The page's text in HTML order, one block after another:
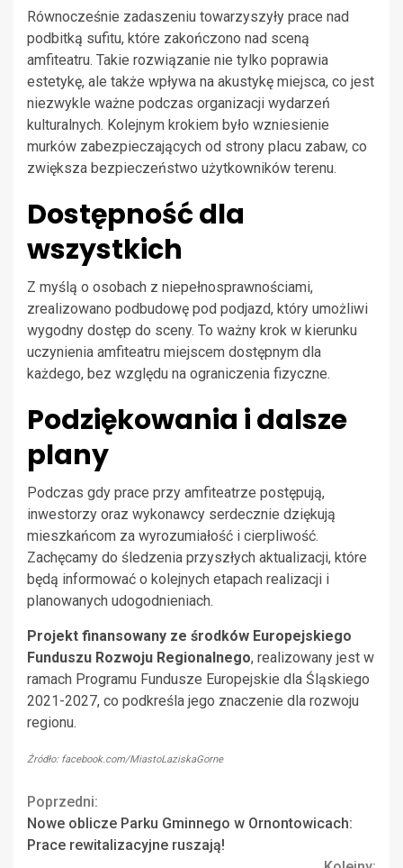
Równocześnie zadaszeniu towarzyszyły prace nad
podbitką sufitu, które zakończono nad sceną
amfiteatru. Takie rozwiązanie nie tylko poprawia
estetykę, ale także wpływa na akustykę miejsca, co jest
niezwykle ważne podczas organizacji wydarzeń
kulturalnych. Kolejnym krokiem było wzniesienie
murków zabezpieczających od strony placu zabaw, co
zwiększa bezpieczeństwo użytkowników terenu.
Dostępność dla
wszystkich
Z myślą o osobach z niepełnosprawnościami,
zrealizowano podbudowę pod podjazd, który umożliwi
wygodny dostęp do sceny. To ważny krok w kierunku
uczynienia amfiteatru miejscem dostępnym dla
każdego, bez względu na ograniczenia fizyczne.
Podziękowania i dalsze
plany
Podczas gdy prace przy amfiteatrze postępują,
inwestorzy oraz wykonawcy serdecznie dziękują
mieszkańcom za wyrozumiałość i cierpliwość.
Zachęcamy do śledzenia przyszłych aktualizacji, które
będą informować o kolejnych etapach realizacji i
planowanych udogodnieniach.
Projekt finansowany ze środków Europejskiego
Funduszu Rozwoju Regionalnego, realizowany jest w
ramach Programu Fundusze Europejskie dla Śląskiego
2021-2027, co podkreśla jego znaczenie dla rozwoju
regionu.
Źródło: facebook.com/MiastoLaziskaGorne
Continue
Reading
Poprzedni:
Nowe oblicze Parku Gminnego w Ornontowicach:
Prace rewitalizacyjne ruszają!